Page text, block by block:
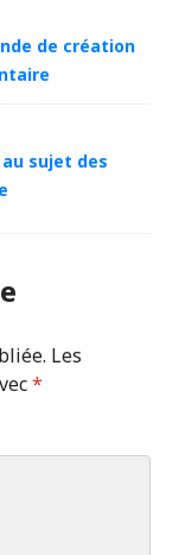
de création
sujet des
Les
*